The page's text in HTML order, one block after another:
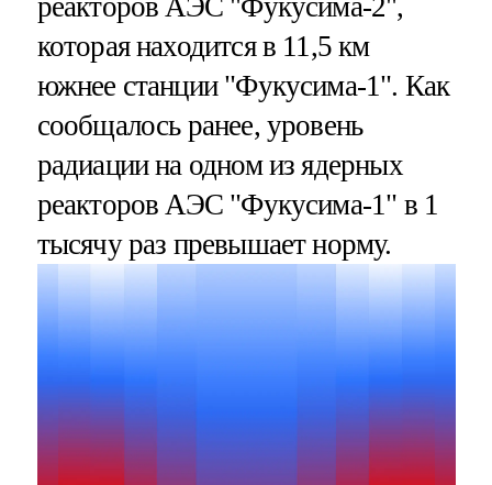
реакторов АЭС "Фукусима-2",
которая находится в 11,5 км
южнее станции "Фукусима-1". Как
сообщалось ранее, уровень
радиации на одном из ядерных
реакторов АЭС "Фукусима-1" в 1
тысячу раз превышает норму.